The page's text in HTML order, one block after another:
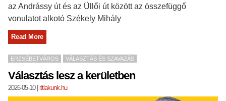
az Andrássy út és az Üllői út között az összefüggő
vonulatot alkotó Székely Mihály
Read More
ERZSÉBETVÁROS VÁLASZTÁS ÉS SZAVAZÁS
Választás lesz a kerületben
2026-05-10| ittlakunk.hu